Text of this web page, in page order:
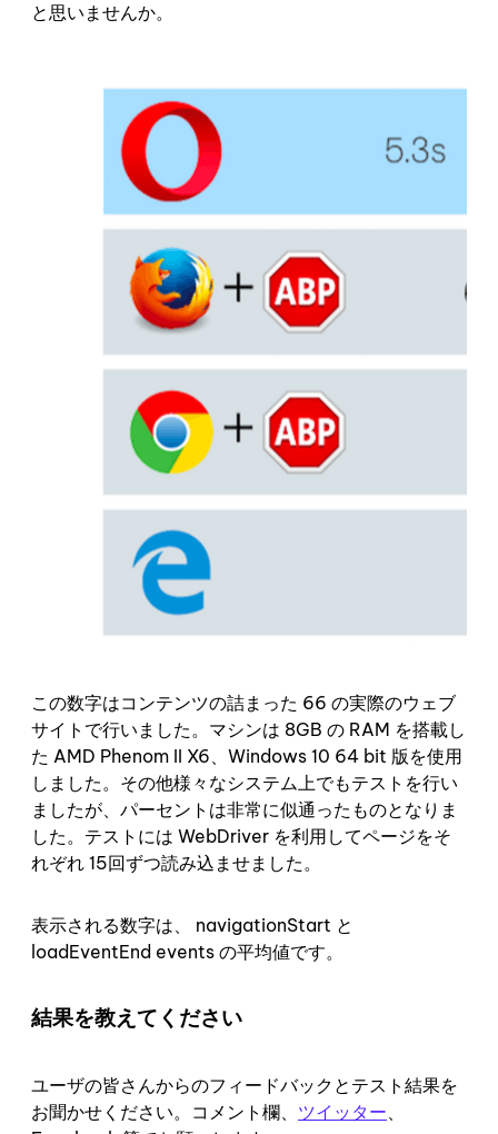
と思いませんか。
この数字はコンテンツの詰まった 66 の実際のウェブ
サイトで行いました。マシンは 8GB の RAM を搭載し
た AMD Phenom II X6、Windows 10 64 bit 版を使用
しました。その他様々なシステム上でもテストを行い
ましたが、パーセントは非常に似通ったものとなりま
した。テストには WebDriver を利用してページをそ
れぞれ 15回ずつ読み込ませました。
表示される数字は、 navigationStart と
loadEventEnd events の平均値です。
結果を教えてください
ユーザの皆さんからのフィードバックとテスト結果を
お聞かせください。コメント欄、 ツイッター